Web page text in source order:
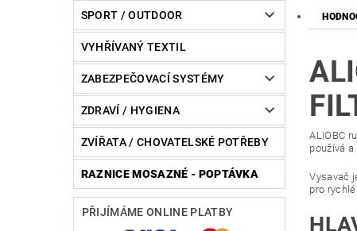
SPORT / OUTDOOR
VYHŘÍVANÝ TEXTIL
ZABEZPEČOVACÍ SYSTÉMY
ZDRAVÍ / HYGIENA
ZVÍŘATA / CHOVATELSKÉ POTŘEBY
RAZNICE MOSAZNÉ - POPTÁVKA
PŘIJÍMÁME ONLINE PLATBY
ALIOBC
používá
Vysavač
pro